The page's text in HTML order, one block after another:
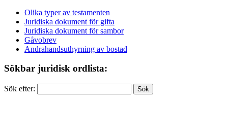
Olika typer av testamenten
Juridiska dokument för gifta
Juridiska dokument för sambor
Gåvobrev
Andrahandsuthyrning av bostad
Sökbar juridisk ordlista:
Sök efter: